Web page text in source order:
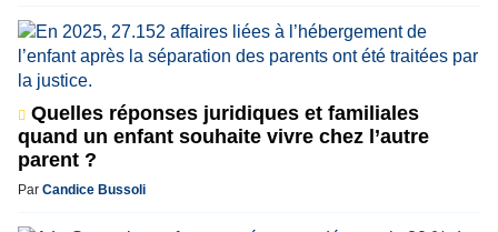
Quelles réponses juridiques et familiales
quand un enfant souhaite vivre chez l’autre
parent ?
Par Candice Bussoli